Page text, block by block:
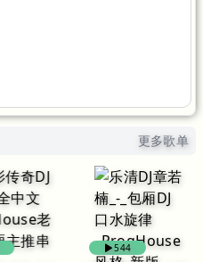
更多歌单
544